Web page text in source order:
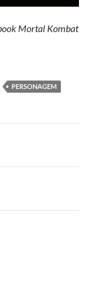
Mortal Kombat
PERSONAGEM